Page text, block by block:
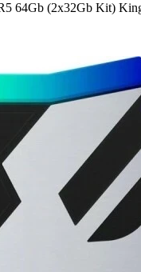
64Gb (2x32Gb Kit)